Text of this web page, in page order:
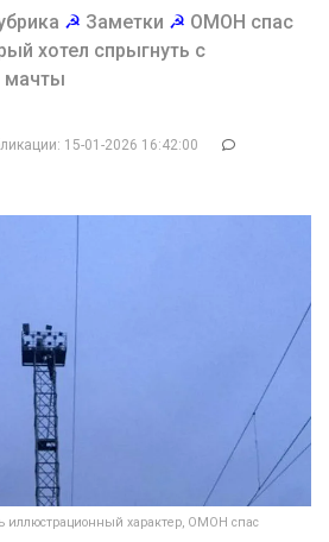
☭ Заметки ☭ ОМОН спас
хотел спрыгнуть с
мачты
15-01-2026 16:42:00
иллюстрационный характер, ОМОН спас